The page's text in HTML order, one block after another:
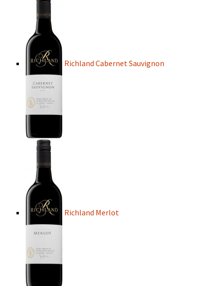
Richland Cabernet Sauvignon
Richland Merlot